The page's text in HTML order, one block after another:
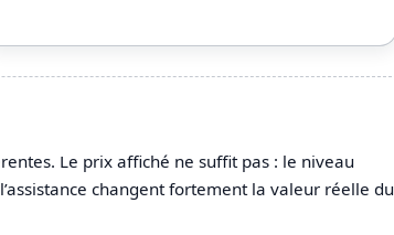
Le prix affiché ne suffit pas : le niveau
changent fortement la valeur réelle du